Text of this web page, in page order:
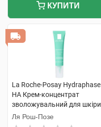
КУПИТИ
La Roche-Posay Hydraphase
HA Крем-концентрат
зволожувальний для шкіри
навколо очей 15 мл 1 туба
Ля Рош-Позе